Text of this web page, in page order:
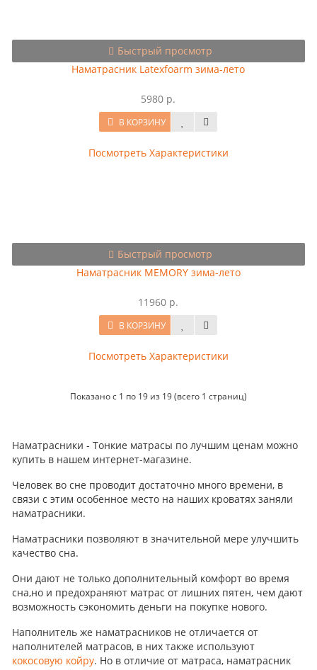
Быстрый просмотр
Наматрасник Latexfoarm зима-лето
5980 р.
В КОРЗИНУ
Посмотреть Характеристики
Быстрый просмотр
Наматрасник MEMORY зима-лето
11960 р.
В КОРЗИНУ
Посмотреть Характеристики
Показано с 1 по 19 из 19 (всего 1 страниц)
Наматрасники - Тонкие матрасы по лучшим ценам можно
купить в нашем интернет-магазине.
Человек во сне проводит достаточно много времени, в
связи с этим особенное место на наших кроватях заняли
наматрасники.
Наматрасники позволяют в значительной мере улучшить
качество сна.
Они дают не только дополнительный комфорт во время
сна,но и предохраняют матрас от лишних пятен, чем дают
возможность сэкономить деньги на покупке нового.
Наполнитель же наматрасников не отличается от
наполнителей матрасов, в них также используют
кокосовую койру. Но в отличие от матраса, наматрасник